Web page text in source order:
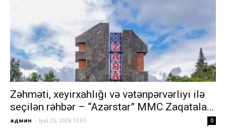
Zəhməti, xeyirxahlığı və vətənpərvərliyi ilə
seçilən rəhbər – “Azərstar” MMC Zaqatala...
админ - İyul 25, 2026 13:01 0